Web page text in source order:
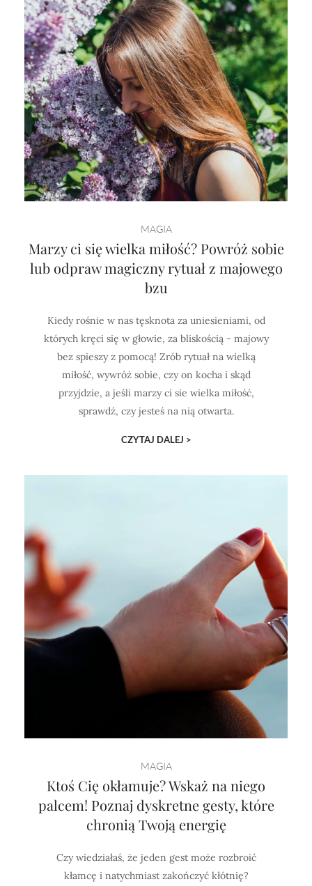
MAGIA
Marzy ci się wielka miłość? Powróż sobie
lub odpraw magiczny rytuał z majowego
bzu
Kiedy rośnie w nas tęsknota za uniesieniami, od
których kręci się w głowie, za bliskością - majowy
bez spieszy z pomocą! Zrób rytuał na wielką
miłość, wywróż sobie, czy on kocha i skąd
przyjdzie, a jeśli marzy ci sie wielka miłość,
sprawdź, czy jesteś na nią otwarta.
CZYTAJ DALEJ >
MAGIA
Ktoś Cię okłamuje? Wskaż na niego
palcem! Poznaj dyskretne gesty, które
chronią Twoją energię
Czy wiedziałaś, że jeden gest może rozbroić
kłamcę i natychmiast zakończyć kłótnię?